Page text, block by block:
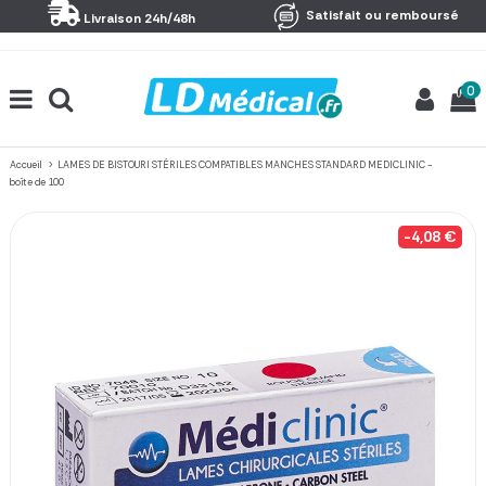
Livraison 24h/48h Satisfait ou remboursé
0
Accueil
LAMES DE BISTOURI STÉRILES COMPATIBLES MANCHES STANDARD MEDICLINIC -
boîte de 100
-4,08 €
Panneau de gestion des cookies